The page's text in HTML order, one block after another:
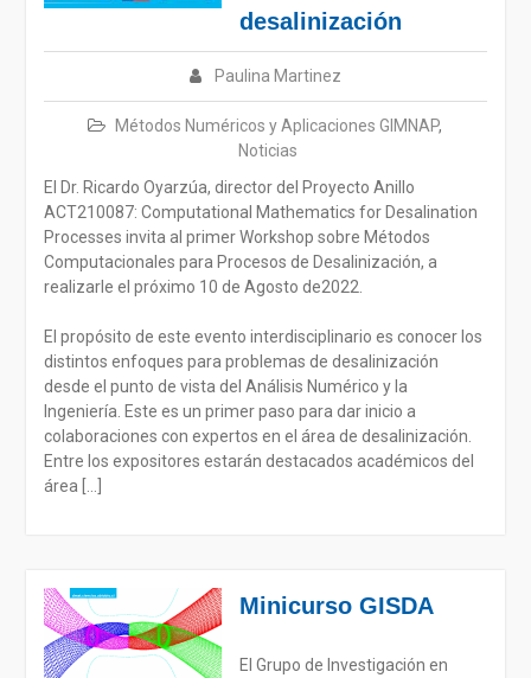
desalinización
Paulina Martinez
Métodos Numéricos y Aplicaciones GIMNAP,
Noticias
El Dr. Ricardo Oyarzúa, director del Proyecto Anillo
ACT210087: Computational Mathematics for Desalination
Processes invita al primer Workshop sobre Métodos
Computacionales para Procesos de Desalinización, a
realizarle el próximo 10 de Agosto de2022.
El propósito de este evento interdisciplinario es conocer los
distintos enfoques para problemas de desalinización
desde el punto de vista del Análisis Numérico y la
Ingeniería. Este es un primer paso para dar inicio a
colaboraciones con expertos en el área de desalinización.
Entre los expositores estarán destacados académicos del
área […]
Minicurso GISDA
El Grupo de Investigación en